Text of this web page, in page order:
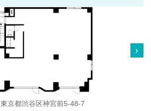
東京都渋谷区神宮前5-48-7